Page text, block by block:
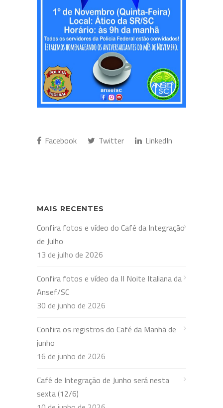
Facebook Twitter LinkedIn
MAIS RECENTES
Confira fotos e vídeo do Café da Integração
de Julho
13 de julho de 2026
Confira fotos e vídeo da II Noite Italiana da
Ansef/SC
30 de junho de 2026
Confira os registros do Café da Manhã de
junho
16 de junho de 2026
Café de Integração de Junho será nesta
sexta (12/6)